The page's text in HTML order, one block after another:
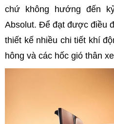
chứ không hướng đến
Absolut. Để đạt được điều
thiết kế nhiều chi tiết khí
hông và các hốc gió thân